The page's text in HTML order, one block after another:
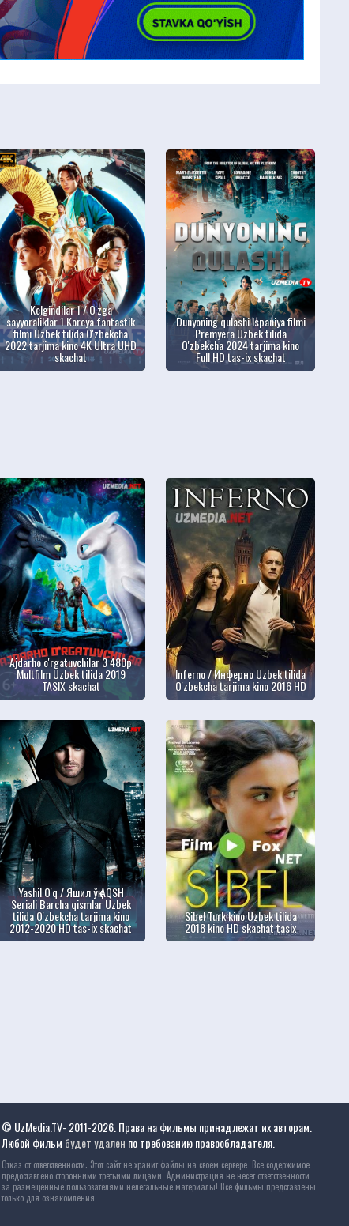
Kelgindilar 1 / O'zga
sayyoraliklar 1 Koreya fantastik
filmi Uzbek tilida O'zbekcha
2022 tarjima kino 4K Ultra UHD
skachat
Dunyoning qulashi Ispaniya filmi
Premyera Uzbek tilida
O'zbekcha 2024 tarjima kino
Full HD tas-ix skachat
Ajdarho o'rgatuvchilar 3 480p
Multfilm Uzbek tilida 2019
TASIX skachat
Inferno / Инферно Uzbek tilida
O'zbekcha tarjima kino 2016 HD
Yashil O'q / Яшил ўқ AQSH
Seriali Barcha qismlar Uzbek
tilida O'zbekcha tarjima kino
2012-2020 HD tas-ix skachat
Sibel Turk kino Uzbek tilida
2018 kino HD skachat tasix
© UzMedia.TV- 2011-2026. Права на фильмы принадлежат их авторам.
Любой фильм будет удален по требованию правообладателя.
Отказ от ответственности: Этот сайт не хранит файлы на своем сервере. Все содержимое
предоставлено сторонними третьими лицами. Администрация не несет ответственности
за размещенные пользователями нелегальные материалы! Все фильмы представлены
только для ознакомления.